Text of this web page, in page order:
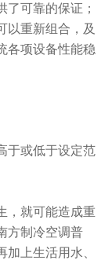
可靠的保证；
以重新组合，及
各项设备性能稳
于或低于设定范
，就可能造成重
方制冷空调普
上生活用水、